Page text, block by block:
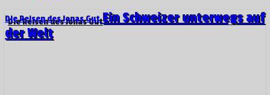
Die Reisen des Jonas Gut Ein Schweizer unterwegs auf
der Welt